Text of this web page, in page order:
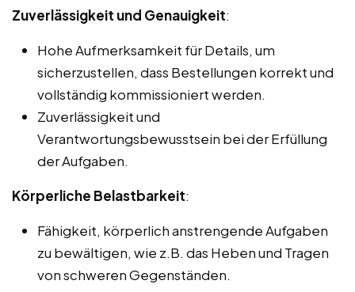
Zuverlässigkeit und Genauigkeit:
Hohe Aufmerksamkeit für Details, um
sicherzustellen, dass Bestellungen korrekt und
vollständig kommissioniert werden.
Zuverlässigkeit und
Verantwortungsbewusstsein bei der Erfüllung
der Aufgaben.
Körperliche Belastbarkeit:
Fähigkeit, körperlich anstrengende Aufgaben
zu bewältigen, wie z.B. das Heben und Tragen
von schweren Gegenständen.